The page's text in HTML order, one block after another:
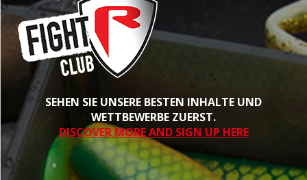
SEHEN SIE UNSERE BESTEN INHALTE UND
WETTBEWERBE ZUERST.
DISCOVER MORE AND SIGN UP HERE